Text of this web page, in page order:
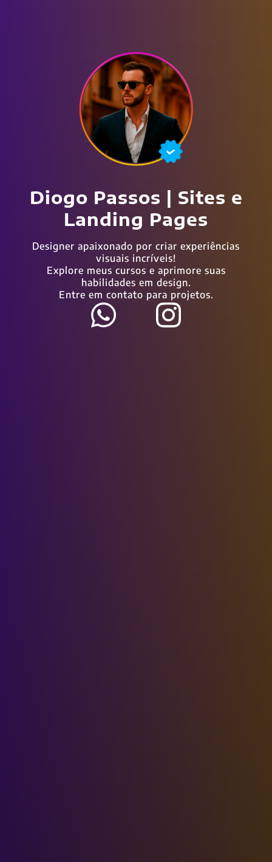
Diogo Passos | Sites e
Landing Pages
Designer apaixonado por criar experiências
visuais incríveis!
Explore meus cursos e aprimore suas
habilidades em design.
Entre em contato para projetos.